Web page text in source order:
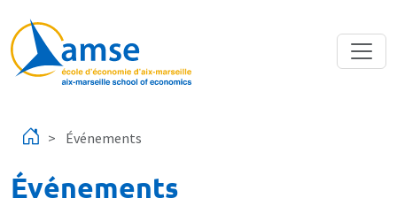
Événements
Événements